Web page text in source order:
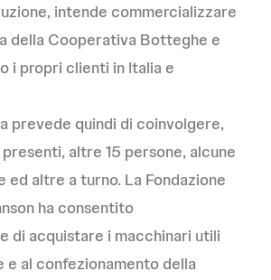
intende commercializzare
della Cooperativa Botteghe e
i propri clienti in Italia e
prevede quindi di coinvolgere,
altre 15 persone, alcune
ed altre a turno. La Fondazione
ha consentito
di acquistare i macchinari utili
e al confezionamento della